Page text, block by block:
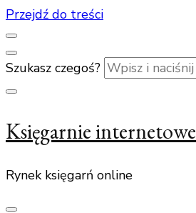
Przejdź do treści
Szukasz czegoś?
Księgarnie internetowe
Rynek księgarń online